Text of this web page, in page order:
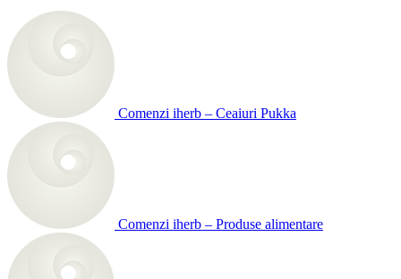
Comenzi iherb – Ceaiuri Pukka
Comenzi iherb – Produse alimentare